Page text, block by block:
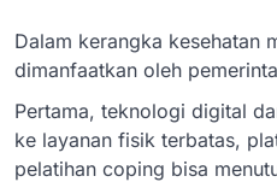
Dalam kerangka kesehatan
dimanfaatkan oleh
Pertama, teknologi digital
ke layanan fisik terbatas,
pelatihan coping bisa